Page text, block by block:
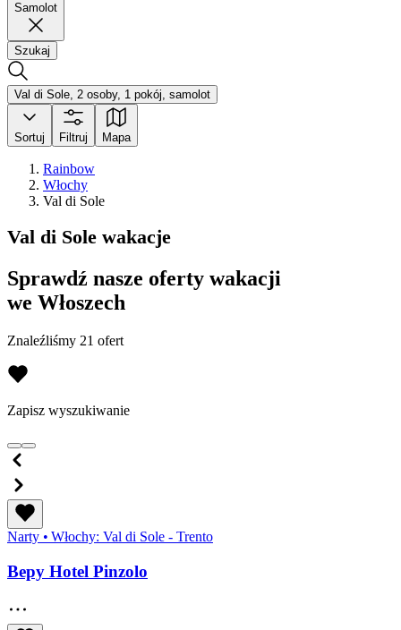
Samolot
Szukaj
Val di Sole, 2 osoby, 1 pokój, samolot
Sortuj Filtruj Mapa
Rainbow
Włochy
Val di Sole
Val di Sole wakacje
Sprawdź nasze oferty wakacji
we Włoszech
Znaleźliśmy 21 ofert
Zapisz wyszukiwanie
Narty • Włochy: Val di Sole - Trento
Bepy Hotel Pinzolo